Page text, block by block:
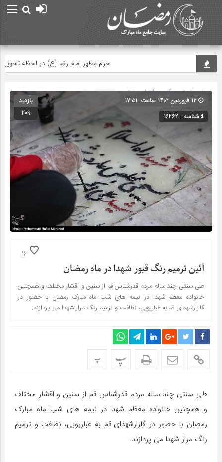
حرم مطهر امام رضا (ع) در لحظه تحویل سال
صفحه اصلی» گروه »اخبار رمضان
شناسه : 16262
بازدید
209
16
آئین ترمیم رنگ قبور شهدا در ماه رمضان
طی سنتی چند ساله مردم قدرشناس قم از سنین و اقشار مختلف و همچنین
خانواده معظم شهدا در نیمه های شب ماه مبارک رمضان با حضور در
گلزارشهدای قم به غبارروبی، نظافت و ترمیم رنگ مزار شهدا می پردازند.
پ پ
طی سنتی چند ساله مردم قدرشناس قم از سنین و اقشار مختلف
و همچنین خانواده معظم شهدا در نیمه های شب ماه مبارک
رمضان با حضور در گلزارشهدای قم به غبارروبی، نظافت و ترمیم
رنگ مزار شهدا می پردازند.